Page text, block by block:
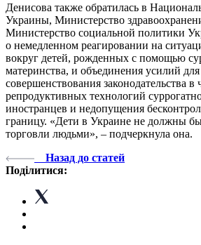
Денисова также обратилась в
Украины, Министерство
Министерство социальной политики
о немедленном реагировании на
вокруг детей, рожденных с помощью
материнства, и объединения усилий
совершенствования законодательства
репродуктивных технологий
иностранцев и недопущения
границу. «Дети в Украине не должны
торговли людьми», – подчеркнула она.
Назад до статей
Поділитися: